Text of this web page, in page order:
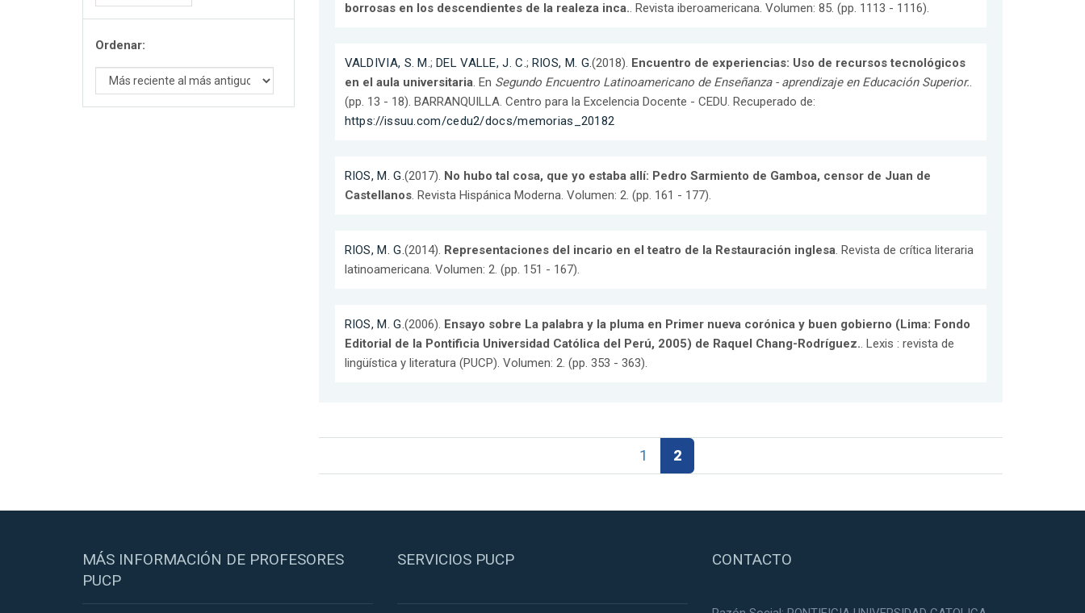
Ordenar:
borrosas en los descendientes de la realeza inca.. Revista iberoamericana. Volumen: 85. (pp. 1113 - 1116).
VALDIVIA, S. M.; DEL VALLE, J. C.; RIOS, M. G.(2018). Encuentro de experiencias: Uso de recursos tecnológicos
en el aula universitaria. En Segundo Encuentro Latinoamericano de Enseñanza - aprendizaje en Educación Superior..
(pp. 13 - 18). BARRANQUILLA. Centro para la Excelencia Docente - CEDU. Recuperado de:
https://issuu.com/cedu2/docs/memorias_20182
RIOS, M. G.(2017). No hubo tal cosa, que yo estaba allí: Pedro Sarmiento de Gamboa, censor de Juan de
Castellanos. Revista Hispánica Moderna. Volumen: 2. (pp. 161 - 177).
RIOS, M. G.(2014). Representaciones del incario en el teatro de la Restauración inglesa. Revista de crítica literaria
latinoamericana. Volumen: 2. (pp. 151 - 167).
RIOS, M. G.(2006). Ensayo sobre La palabra y la pluma en Primer nueva corónica y buen gobierno (Lima: Fondo
Editorial de la Pontificia Universidad Católica del Perú, 2005) de Raquel Chang-Rodríguez.. Lexis : revista de
lingüística y literatura (PUCP). Volumen: 2. (pp. 353 - 363).
1 2
MÁS INFORMACIÓN DE PROFESORES
PUCP
SERVICIOS PUCP CONTACTO